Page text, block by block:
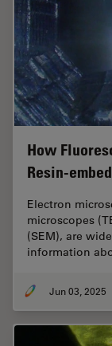
How
Resin-
Electron
microscopes
(SEM), are
information
Jun 03, 2025